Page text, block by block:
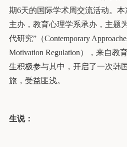
期6天的国际学术周交流活动。
主办，教育心理学系承办，主题
代研究”（Contemporary
Motivation Regulation），来自教
生积极参与其中，开启了一次韩
旅，受益匪浅。
生说：